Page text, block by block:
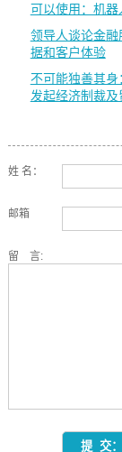
可以使用：机器
领导人谈论金融
据和客户体验
不可能独善其身
发起经济制裁及
姓 名：
邮箱
留 言: